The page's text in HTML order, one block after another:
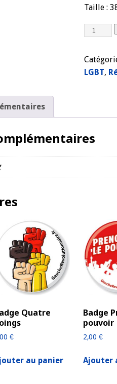
Taille :
LGBT,
Quatre
€
au panier
Badge
pouvoir
2,00 €
Ajouter